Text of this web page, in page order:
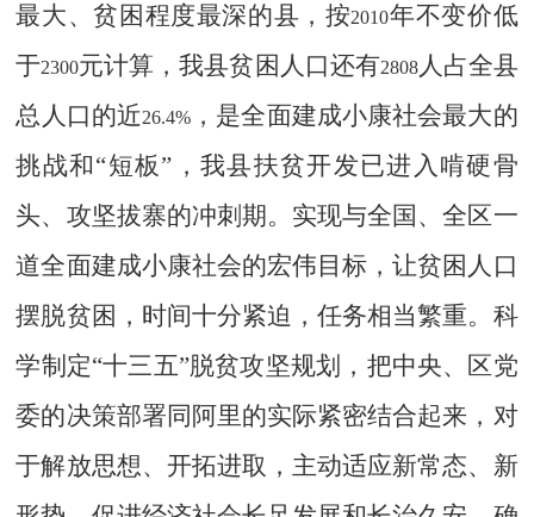
最大、贫困程度最深的县，按2010年不变价低
于2300元计算，我县贫困人口还有2808人占全县
总人口的近26.4% ，是全面建成小康社会最大的
挑战和“短板”，我县扶贫开发已进入啃硬骨
头、攻坚拔寨的冲刺期。实现与全国、全区一
道全面建成小康社会的宏伟目标，让贫困人口
摆脱贫困，时间十分紧迫，任务相当繁重。科
学制定“十三五”脱贫攻坚规划，把中央、区党
委的决策部署同阿里的实际紧密结合起来，对
于解放思想、开拓进取，主动适应新常态、新